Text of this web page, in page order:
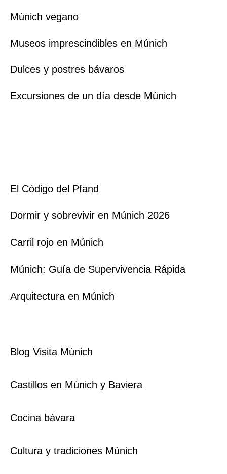
Múnich vegano
Museos imprescindibles en Múnich
Dulces y postres bávaros
Excursiones de un día desde Múnich
El Código del Pfand
Dormir y sobrevivir en Múnich 2026
Carril rojo en Múnich
Múnich: Guía de Supervivencia Rápida
Arquitectura en Múnich
Blog Visita Múnich
Castillos en Múnich y Baviera
Cocina bávara
Cultura y tradiciones Múnich